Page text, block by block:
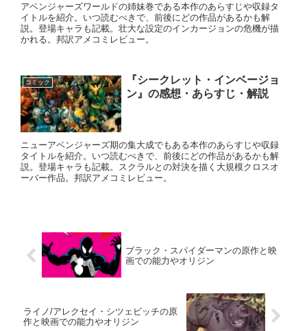
アベンジャーズワールドの姉妹巻である本作のあらすじや収録タ
イトルを紹介。いつ読むべきで、前後にどの作品があるかも解
説。登場キャラも記載。壮大な設定のインカージョンの危機が描
かれる。邦訳アメコミレビュー。
コミック
『シークレット・インベージョ
ン』の感想・あらすじ・解説
ニューアベンジャーズ期の集大成でもある本作のあらすじや収録
タイトルを紹介。いつ読むべきで、前後にどの作品があるかも解
説。登場キャラも記載。スクラルとの対決を描く大規模クロスオ
ーバー作品。邦訳アメコミレビュー。
ブラック・スパイダーマンの原作と映
画での能力やオリジン
ライノ/アレクセイ・シツェビッチの原
作と映画での能力やオリジン